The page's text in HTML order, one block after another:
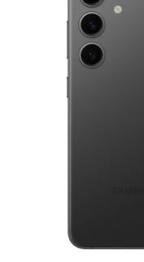
Контакты
Гарантия
Оплата